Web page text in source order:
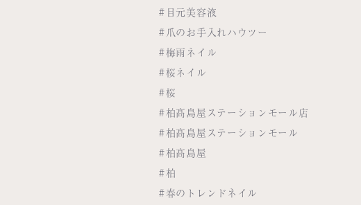
#目元美容液
#爪のお手入れハウツー
#梅雨ネイル
#桜ネイル
#桜
#柏髙島屋ステーションモール店
#柏髙島屋ステーションモール
#柏髙島屋
#柏
#春のトレンドネイル